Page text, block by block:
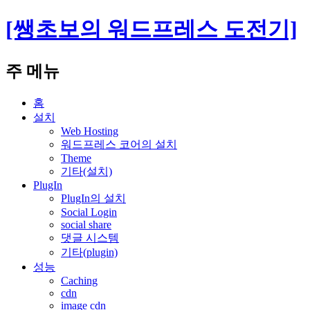
[쌩초보의 워드프레스 도전기]
검
색
주 메뉴
홈
설치
Web Hosting
워드프레스 코어의 설치
Theme
기타(설치)
PlugIn
PlugIn의 설치
Social Login
social share
댓글 시스템
기타(plugin)
성능
Caching
cdn
image cdn